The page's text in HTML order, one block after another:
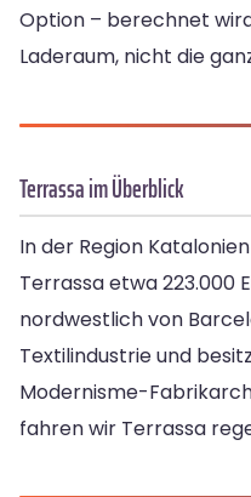
Option – berechnet
Laderaum, nicht die
Terrassa im Überblick
In der Region
Terrassa etwa 223.000
nordwestlich von
Textilindustrie und
Modernisme-
fahren wir Terrassa